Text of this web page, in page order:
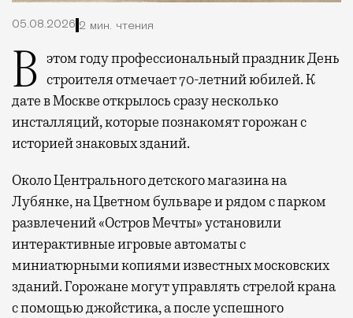
05.08.2026 2 мин. чтения
В этом году профессиональный праздник День строителя отмечает 70-летний юбилей. К
дате в Москве открылось сразу несколько
инсталляций, которые познакомят горожан с
историей знаковых зданий.
Около Центрального детского магазина на
Лубянке, на Цветном бульваре и рядом с парком
развлечений «Остров Мечты» установили
интерактивные игровые автоматы с
миниатюрными копиями известных московских
зданий. Горожане могут управлять стрелой крана
с помощью джойстика, а после успешного